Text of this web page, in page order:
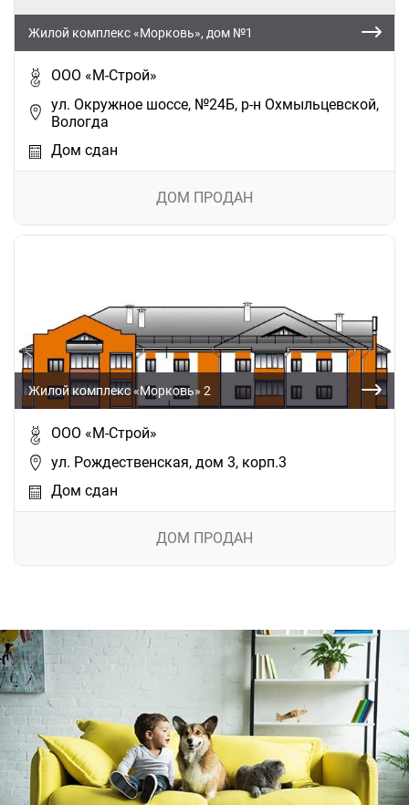
Жилой комплекс «Морковь», дом №1
ООО «М-Строй»
ул. Окружное шоссе, №24Б, р-н Охмыльцевской,
Вологда
Дом сдан
ДОМ ПРОДАН
Жилой комплекс «Морковь» 2
ООО «М-Строй»
ул. Рождественская, дом 3, корп.3
Дом сдан
ДОМ ПРОДАН